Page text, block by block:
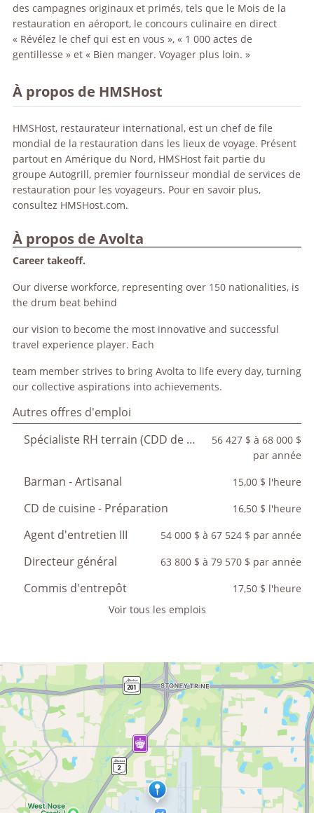
des campagnes originaux et primés, tels que le Mois de la
restauration en aéroport, le concours culinaire en direct
« Révélez le chef qui est en vous », « 1 000 actes de
gentillesse » et « Bien manger. Voyager plus loin. »
À propos de HMSHost
HMSHost, restaurateur international, est un chef de file
mondial de la restauration dans les lieux de voyage. Présent
partout en Amérique du Nord, HMSHost fait partie du
groupe Autogrill, premier fournisseur mondial de services de
restauration pour les voyageurs. Pour en savoir plus,
consultez HMSHost.com.
À propos de Avolta
Career takeoff.
Our diverse workforce, representing over 150 nationalities, is
the drum beat behind
our vision to become the most innovative and successful
travel experience player. Each
team member strives to bring Avolta to life every day, turning
our collective aspirations into achievements.
Autres offres d'emploi
Spécialiste RH terrain (CDD de 12 à 18 mois)
56 427 $ à 68 000 $
par année
Barman - Artisanal 15,00 $ l'heure
CD de cuisine - Préparation 16,50 $ l'heure
Agent d'entretien III 54 000 $ à 67 524 $ par année
Directeur général 63 800 $ à 79 570 $ par année
Commis d'entrepôt
17,50 $ l'heure
Voir tous les emplois